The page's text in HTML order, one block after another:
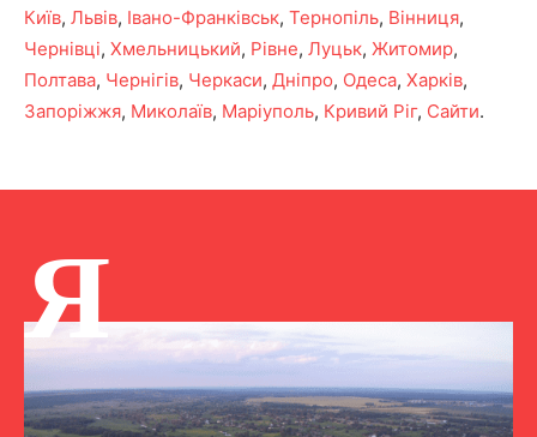
Київ, Львів, Івано-Франківськ, Тернопіль, Вінниця,
Чернівці, Хмельницький, Рівне, Луцьк, Житомир,
Полтава, Чернігів, Черкаси, Дніпро, Одеса, Харків,
Запоріжжя, Миколаїв, Маріуполь, Кривий Ріг, Сайти.
Я